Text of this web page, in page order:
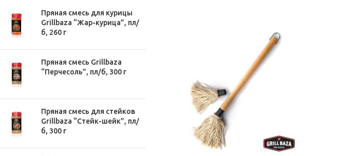
Пряная смесь для курицы
Grillbaza “Жар-курица”, пл/
б, 260 г
Пряная смесь Grillbaza
“Перчесоль”, пл/б, 300 г
Пряная смесь для стейков
Grillbaza “Стейк-шейк”, пл/
б, 300 г